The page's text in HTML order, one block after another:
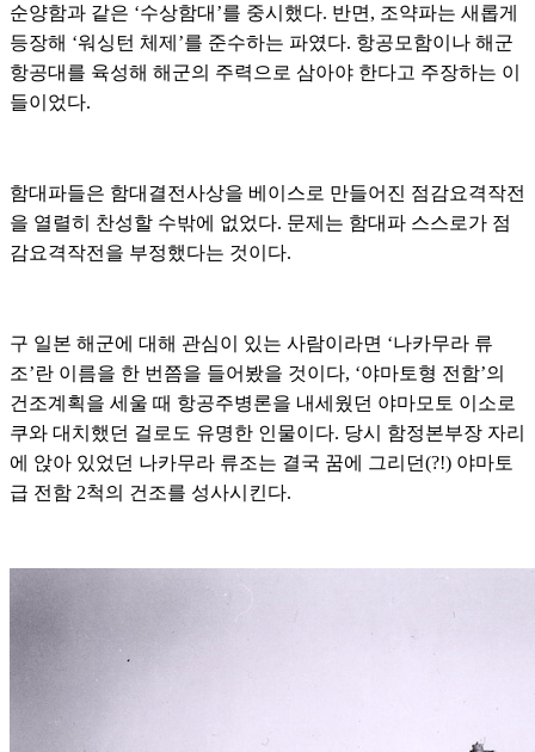
순양함과 같은 ‘수상함대’를 중시했다. 반면, 조약파는 새롭게
등장해 ‘워싱턴 체제’를 준수하는 파였다. 항공모함이나 해군
항공대를 육성해 해군의 주력으로 삼아야 한다고 주장하는 이
들이었다.
함대파들은 함대결전사상을 베이스로 만들어진 점감요격작전
을 열렬히 찬성할 수밖에 없었다. 문제는 함대파 스스로가 점
감요격작전을 부정했다는 것이다.
구 일본 해군에 대해 관심이 있는 사람이라면 ‘나카무라 류
조’란 이름을 한 번쯤을 들어봤을 것이다, ‘야마토형 전함’의
건조계획을 세울 때 항공주병론을 내세웠던 야마모토 이소로
쿠와 대치했던 걸로도 유명한 인물이다. 당시 함정본부장 자리
에 앉아 있었던 나카무라 류조는 결국 꿈에 그리던(?!) 야마토
급 전함 2척의 건조를 성사시킨다.